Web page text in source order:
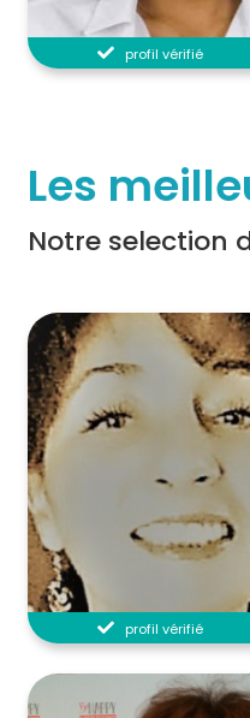
profil vérifié
Les
Notre selection
profil vérifié